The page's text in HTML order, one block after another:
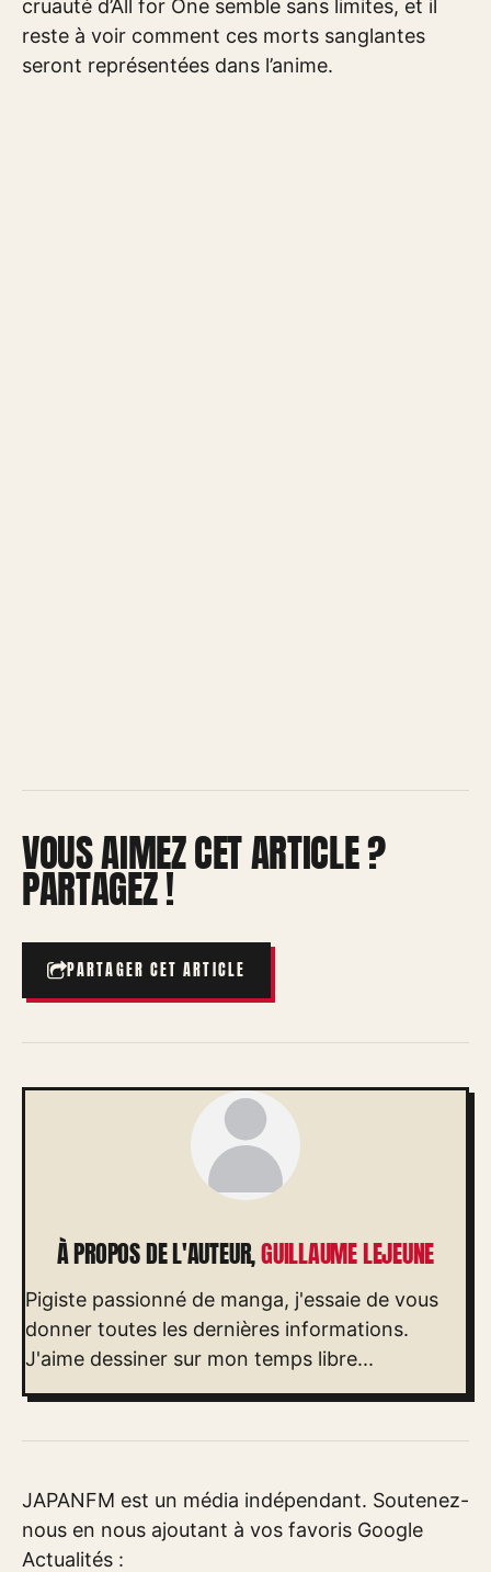
cruauté d’All for One semble sans limites, et il
reste à voir comment ces morts sanglantes
seront représentées dans l’anime.
VOUS AIMEZ CET ARTICLE ?
PARTAGEZ !
PARTAGER CET ARTICLE
À PROPOS DE L'AUTEUR,GUILLAUME LEJEUNE
Pigiste passionné de manga, j'essaie de vous
donner toutes les dernières informations.
J'aime dessiner sur mon temps libre...
JAPANFM est un média indépendant. Soutenez-
nous en nous ajoutant à vos favoris Google
Actualités :